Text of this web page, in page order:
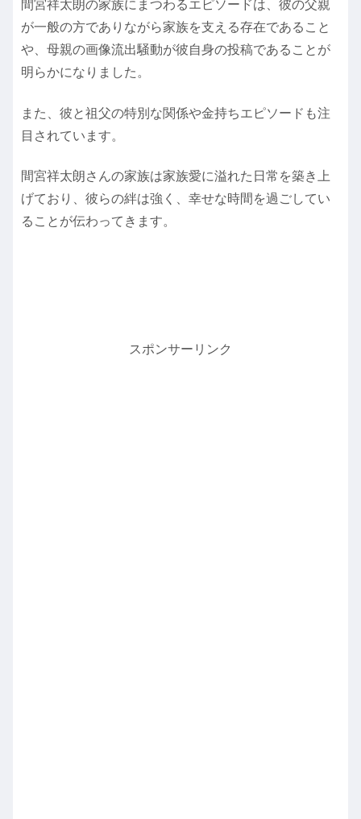
間宮祥太朗の家族にまつわるエピソードは、彼の父親
が一般の方でありながら家族を支える存在であること
や、母親の画像流出騒動が彼自身の投稿であることが
明らかになりました。
また、彼と祖父の特別な関係や金持ちエピソードも注
目されています。
間宮祥太朗さんの家族は家族愛に溢れた日常を築き上
げており、彼らの絆は強く、幸せな時間を過ごしてい
ることが伝わってきます。
スポンサーリンク